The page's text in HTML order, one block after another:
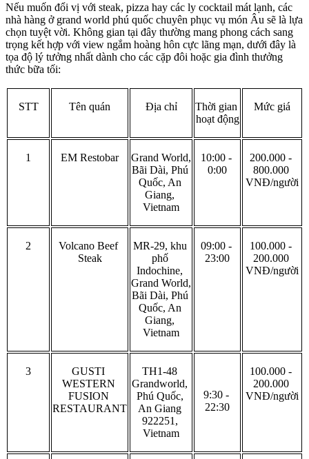
Nếu muốn đổi vị với steak, pizza hay các ly cocktail mát lạnh, các
nhà hàng ở grand world phú quốc chuyên phục vụ món Âu sẽ là lựa
chọn tuyệt vời. Không gian tại đây thường mang phong cách sang
trọng kết hợp với view ngắm hoàng hôn cực lãng mạn, dưới đây là
tọa độ lý tưởng nhất dành cho các cặp đôi hoặc gia đình thưởng
thức bữa tối:
STT Tên quán Địa chỉ
Thời gian
hoạt động
Mức giá
1 EM Restobar
Grand World,
Bãi Dài, Phú
Quốc, An
Giang,
Vietnam
10:00 -
0:00
200.000 -
800.000
VNĐ/người
2
Volcano Beef
Steak
MR-29, khu
phố
Indochine,
Grand World,
Bãi Dài, Phú
Quốc, An
Giang,
Vietnam
09:00 -
23:00
100.000 -
200.000
VNĐ/người
3
GUSTI
WESTERN
FUSION
RESTAURANT
TH1-48
Grandworld,
Phú Quốc,
An Giang
922251,
Vietnam
9:30 -
22:30
100.000 -
200.000
VNĐ/người